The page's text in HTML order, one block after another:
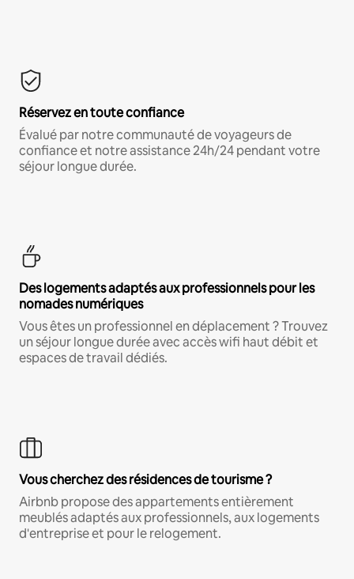
Réservez en toute confiance
Évalué par notre communauté de voyageurs de
confiance et notre assistance 24h/24 pendant votre
séjour longue durée.
Des logements adaptés aux professionnels pour les
nomades numériques
Vous êtes un professionnel en déplacement ? Trouvez
un séjour longue durée avec accès wifi haut débit et
espaces de travail dédiés.
Vous cherchez des résidences de tourisme ?
Airbnb propose des appartements entièrement
meublés adaptés aux professionnels, aux logements
d'entreprise et pour le relogement.